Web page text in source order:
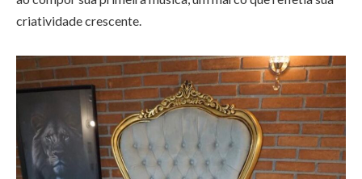
criatividade crescente.